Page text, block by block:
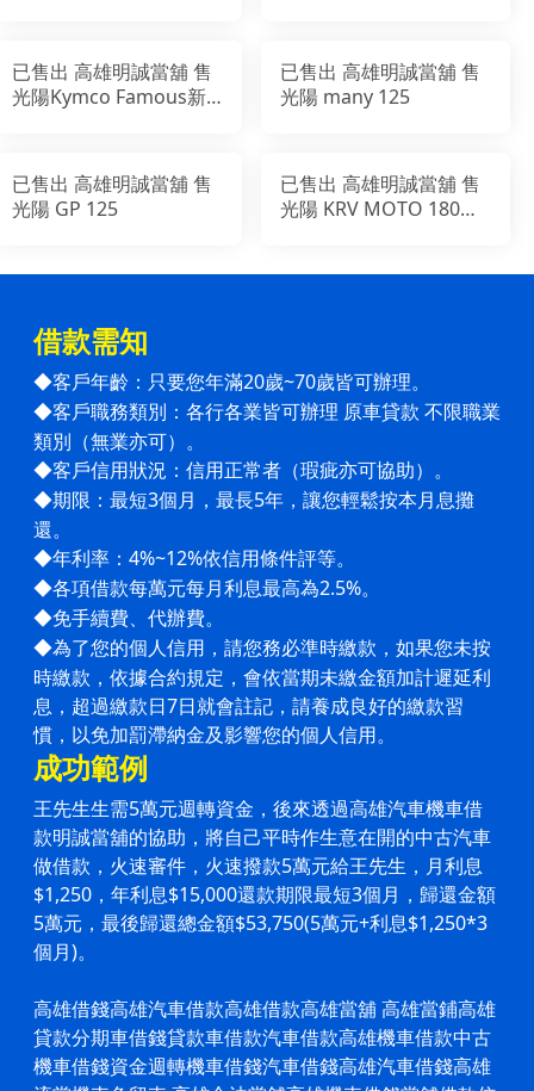
已售出 高雄明誠當舖 售
光陽Kymco Famous新
已售出 高雄明誠當舖 售
光陽 many 125
已售出 高雄明誠當舖 售
光陽 GP 125
已售出 高雄明誠當舖 售
光陽 KRV MOTO 180
借款需知
◆客戶年齡：只要您年滿20歲~70歲皆可辦理。
◆客戶職務類別：各行各業皆可辦理 原車貸款 不限職業
類別（無業亦可）。
◆客戶信用狀況：信用正常者（瑕疵亦可協助）。
◆期限：最短3個月，最長5年，讓您輕鬆按本月息攤
還。
◆年利率：4%~12%依信用條件評等。
◆各項借款每萬元每月利息最高為2.5%。
◆免手續費、代辦費。
◆為了您的個人信用，請您務必準時繳款，如果您未按
時繳款，依據合約規定，會依當期未繳金額加計遲延利
息，超過繳款日7日就會註記，請養成良好的繳款習
慣，以免加罰滯納金及影響您的個人信用。
成功範例
王先生生需5萬元週轉資金，後來透過高雄汽車機車借
款明誠當舖的協助，將自己平時作生意在開的中古汽車
做借款，火速審件，火速撥款5萬元給王先生，月利息
$1,250，年利息$15,000還款期限最短3個月，歸還金額
5萬元，最後歸還總金額$53,750(5萬元+利息$1,250*3
個月)。
高雄借錢高雄汽車借款高雄借款高雄當舖高雄當鋪高雄
貸款分期車借錢貸款車借款汽車借款高雄機車借款中古
機車借錢資金週轉機車借錢汽車借錢高雄汽車借錢高雄